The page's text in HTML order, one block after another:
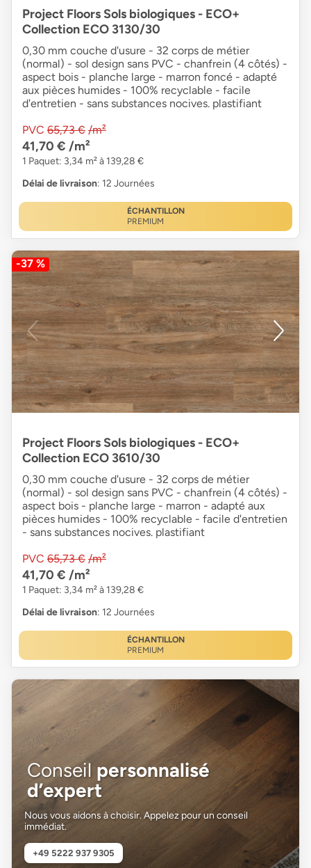
Project Floors Sols biologiques - ECO+
Collection ECO 3130/30
0,30 mm couche d'usure - 32 corps de métier
(normal) - sol design sans PVC - chanfrein (4 côtés) -
aspect bois - planche large - marron foncé - adapté
aux pièces humides - 100% recyclable - facile
d'entretien - sans substances nocives. plastifiant
PVC 65,73 € /m²
41,70 € /m²
1 Paquet: 3,34 m² à 139,28 €
Délai de livraison: 12 Journées
ÉCHANTILLON
PREMIUM
-37 %
Project Floors Sols biologiques - ECO+
Collection ECO 3610/30
0,30 mm couche d'usure - 32 corps de métier
(normal) - sol design sans PVC - chanfrein (4 côtés) -
aspect bois - planche large - marron - adapté aux
pièces humides - 100% recyclable - facile d'entretien
- sans substances nocives. plastifiant
PVC 65,73 € /m²
41,70 € /m²
1 Paquet: 3,34 m² à 139,28 €
Délai de livraison: 12 Journées
ÉCHANTILLON
PREMIUM
Conseil personnalisé
d’expert
Nous vous aidons à choisir. Appelez pour un conseil
immédiat.
+49 5222 937 9305